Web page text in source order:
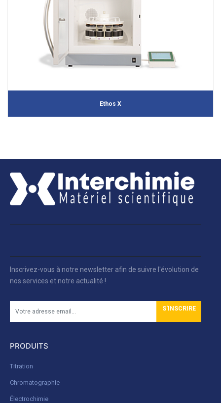
Ethos X
Inscrivez-vous à notre newsletter afin de suivre l'évolution de
nos services et notre actualité !
S'INSCRIRE
PRODUITS
Titration
Chromatographie
Électrochimie